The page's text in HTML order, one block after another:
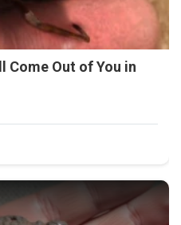
Come Out of You in